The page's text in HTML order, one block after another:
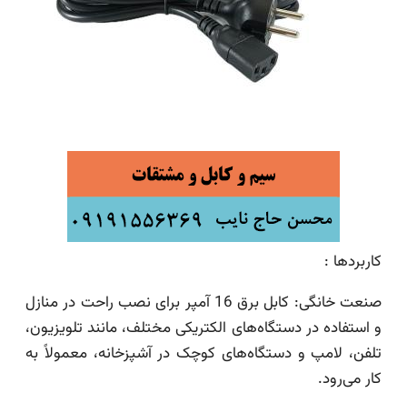
کاربردها :
صنعت خانگی: کابل برق 16 آمپر برای نصب راحت در منازل
و استفاده در دستگاه‌های الکتریکی مختلف، مانند تلویزیون،
تلفن، لامپ و دستگاه‌های کوچک در آشپزخانه، معمولاً به
کار می‌رود.